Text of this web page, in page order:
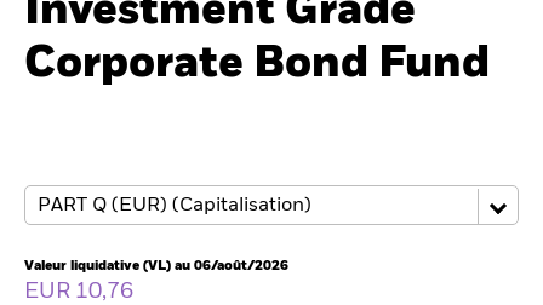
Aladdin
Investment Grade
Corporate Bond Fund
Valeur liquidative (VL) au 06/août/2026
EUR 10,76